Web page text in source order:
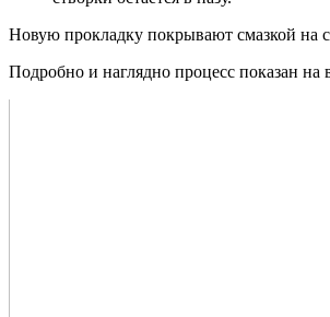
Новую прокладку покрывают смазкой на
Подробно и наглядно процесс показан на